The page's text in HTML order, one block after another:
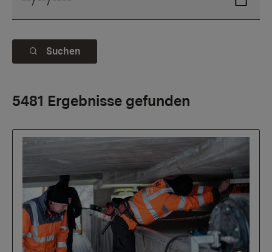
Suchen
5481 Ergebnisse gefunden